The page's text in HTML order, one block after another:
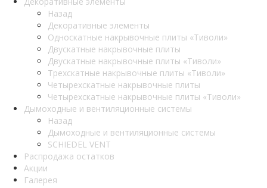
Назад
Декоративные элементы
Односкатные накрывочные плиты «Тиволи»
Двускатные накрывочные плиты
Двускатные накрывочные плиты «Тиволи»
Трехскатные накрывочные плиты «Тиволи»
Четырехскатные накрывочные плиты
Четырехскатные накрывочные плиты «Тиволи»
Дымоходные и вентиляционные системы
Назад
Дымоходные и вентиляционные системы
SCHIEDEL VENT
Распродажа остатков
Акции
Галерея